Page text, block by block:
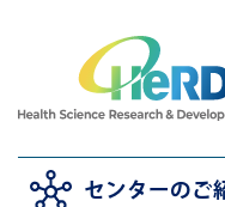
センターのご